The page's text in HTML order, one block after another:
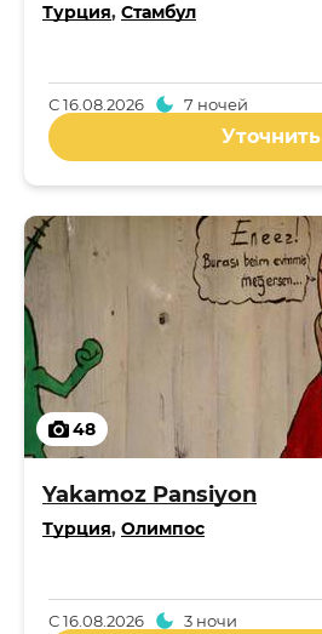
Турция, Стамбул
С16.08.2026 7 ночей
Уточнить
48
Yakamoz Pansiyon
Турция, Олимпос
С16.08.2026 3 ночи